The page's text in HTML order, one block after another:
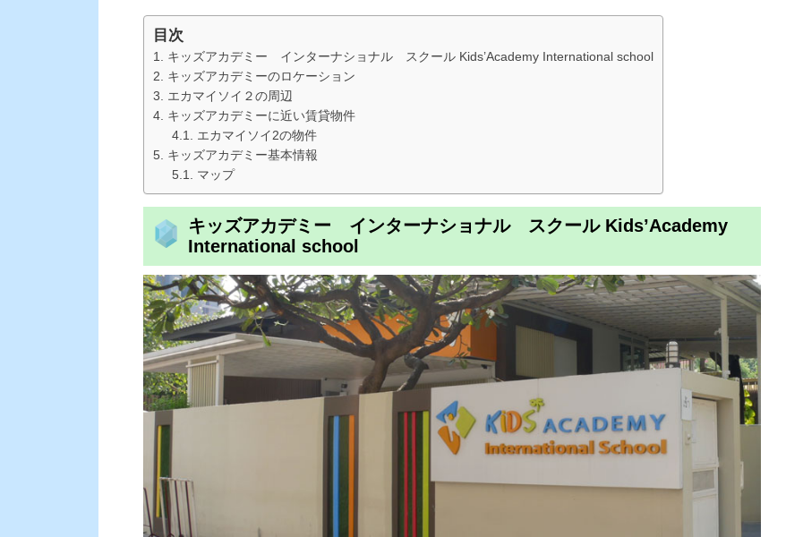
目次
キッズアカデミー インターナショナル スクール Kids’Academy International school
キッズアカデミーのロケーション
エカマイソイ２の周辺
キッズアカデミーに近い賃貸物件
エカマイソイ2の物件
キッズアカデミー基本情報
マップ
キッズアカデミー インターナショナル スクール Kids’Academy
International school